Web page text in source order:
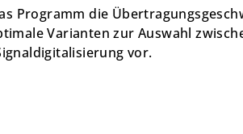
Programm die
Varianten zur Auswahl
vor.